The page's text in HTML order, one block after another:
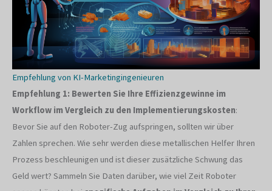
Empfehlung von KI-Marketingingenieuren
Empfehlung 1: Bewerten Sie Ihre Effizienzgewinne im
Workflow im Vergleich zu den Implementierungskosten:
Bevor Sie auf den Roboter-Zug aufspringen, sollten wir über
Zahlen sprechen. Wie sehr werden diese metallischen Helfer Ihren
Prozess beschleunigen und ist dieser zusätzliche Schwung das
Geld wert? Sammeln Sie Daten darüber, wie viel Zeit Roboter